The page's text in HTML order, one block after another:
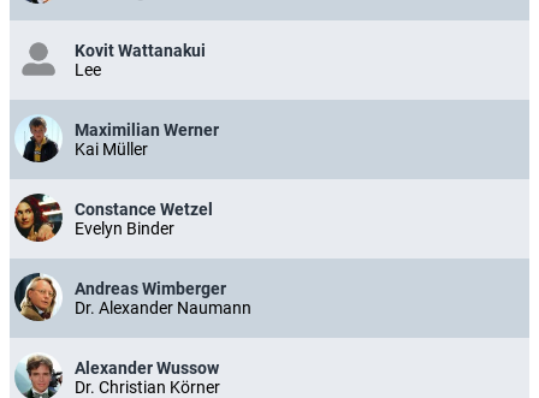
Kovit Wattanakui
Lee
Maximilian Werner
Kai Müller
Constance Wetzel
Evelyn Binder
Andreas Wimberger
Dr. Alexander Naumann
Alexander Wussow
Dr. Christian Körner